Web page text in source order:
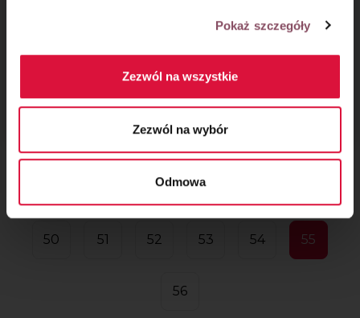
Pokaż szczegóły
Zezwól na wszystkie
Zezwól na wybór
Odmowa
Czekoladowe naleśniki
z bananami
budyniem
... 47
50 51 52 53 54 55
56